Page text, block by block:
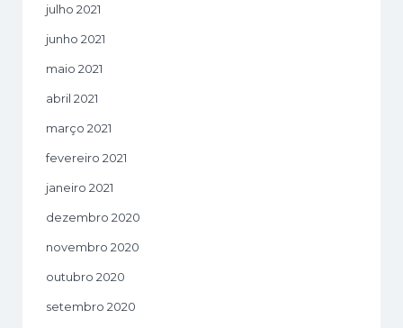
julho 2021
junho 2021
maio 2021
abril 2021
março 2021
fevereiro 2021
janeiro 2021
dezembro 2020
novembro 2020
outubro 2020
setembro 2020